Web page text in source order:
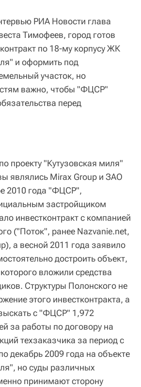
РИА Новости глава
Тимофеев, город готов
по 18-му корпусу ЖК
и оформить под
участок, но
важно, чтобы "ФЦСР"
перед
проекту "Кутузовская миля"
являлись Mirax Group и ЗАО
2010 года "ФЦСР",
застройщиком
инвестконтракт с компанией
("Поток", ранее Nazvanie.net,
а весной 2011 года заявило
достроить объект,
вложили средства
Структуры Полонского не
этого инвестконтракта, а
с "ФЦСР" 1,972
за работы по договору на
техзаказчика за период с
декабрь 2009 года на объекте
но суды различных
принимают сторону